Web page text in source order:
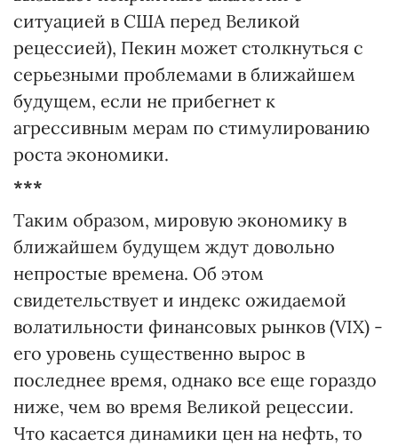
ситуацией в США перед Великой
рецессией), Пекин может столкнуться с
серьезными проблемами в ближайшем
будущем, если не прибегнет к
агрессивным мерам по стимулированию
роста экономики.
***
Таким образом, мировую экономику в
ближайшем будущем ждут довольно
непростые времена. Об этом
свидетельствует и индекс ожидаемой
волатильности финансовых рынков (VIX) -
его уровень существенно вырос в
последнее время, однако все еще гораздо
ниже, чем во время Великой рецессии.
Что касается динамики цен на нефть, то